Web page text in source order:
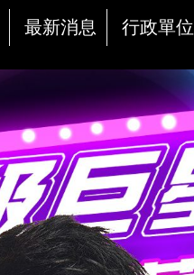
最新消息 行政單位